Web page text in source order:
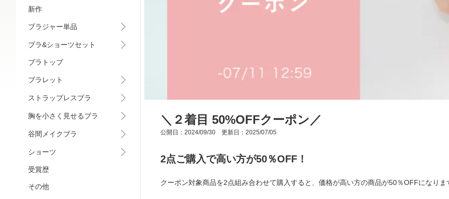
新作
ブラジャー単品
ブラ&ショーツセット
ブラトップ
ブラレット
ストラップレスブラ
胸を小さく見せるブラ
谷間メイクブラ
ショーツ
受賞歴
その他
＼２着目 50%OFFクーポン／
公開日：2024/09/30 更新日：2025/07/05
2点ご購入で高い方が50％OFF！
クーポン対象商品を2点組み合わせて購入すると、価格が高い方の商品が50％OFFになりま